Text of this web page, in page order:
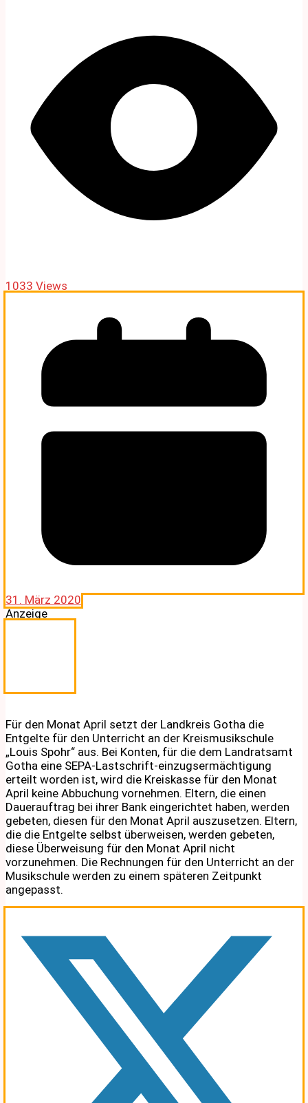
1033 Views
31. März 2020
Anzeige
Für den Monat April setzt der Landkreis Gotha die
Entgelte für den Unterricht an der Kreismusikschule
„Louis Spohr“ aus. Bei Konten, für die dem Landratsamt
Gotha eine SEPA-Lastschrift-einzugsermächtigung
erteilt worden ist, wird die Kreiskasse für den Monat
April keine Abbuchung vornehmen. Eltern, die einen
Dauerauftrag bei ihrer Bank eingerichtet haben, werden
gebeten, diesen für den Monat April auszusetzen. Eltern,
die die Entgelte selbst überweisen, werden gebeten,
diese Überweisung für den Monat April nicht
vorzunehmen. Die Rechnungen für den Unterricht an der
Musikschule werden zu einem späteren Zeitpunkt
angepasst.